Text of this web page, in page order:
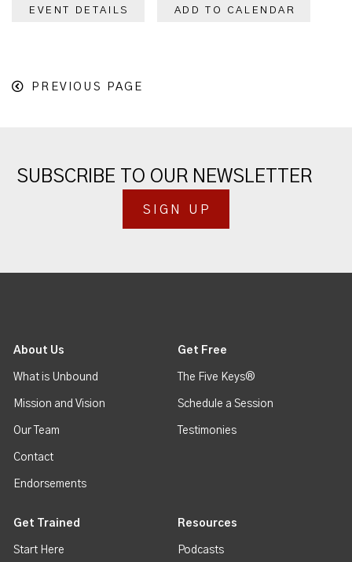
EVENT DETAILS ADD TO CALENDAR
PREVIOUS PAGE
SUBSCRIBE TO OUR NEWSLETTER
SIGN UP
About Us
What is Unbound
Mission and Vision
Our Team
Contact
Endorsements
Get Free
The Five Keys®
Schedule a Session
Testimonies
Get Trained
Start Here
Resources
Podcasts